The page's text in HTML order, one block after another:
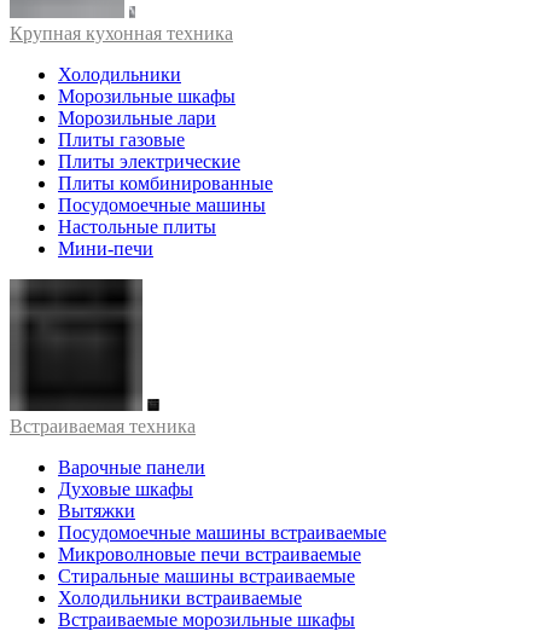
Крупная кухонная техника
Холодильники
Морозильные шкафы
Морозильные лари
Плиты газовые
Плиты электрические
Плиты комбинированные
Посудомоечные машины
Настольные плиты
Мини-печи
Встраиваемая техника
Варочные панели
Духовые шкафы
Вытяжки
Посудомоечные машины встраиваемые
Микроволновые печи встраиваемые
Стиральные машины встраиваемые
Холодильники встраиваемые
Встраиваемые морозильные шкафы